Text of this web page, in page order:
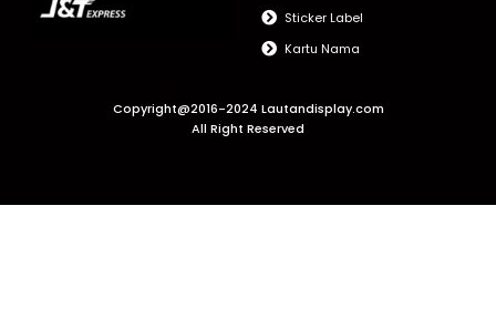
Sticker Label
Kartu Nama
Copyright@2016-2024 Lautandisplay.com
All Right Reserved